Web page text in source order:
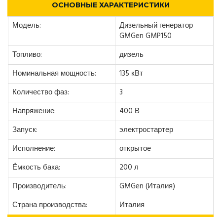
ОСНОВНЫЕ ХАРАКТЕРИСТИКИ
Модель:
Дизельный генератор
GMGen GMP150
Топливо:
дизель
Номинальная мощность:
135 кВт
Количество фаз:
3
Напряжение:
400 В
Запуск:
электростартер
Исполнение:
открытое
Ёмкость бака:
200 л
Производитель:
GMGen (Италия)
Страна производства:
Италия